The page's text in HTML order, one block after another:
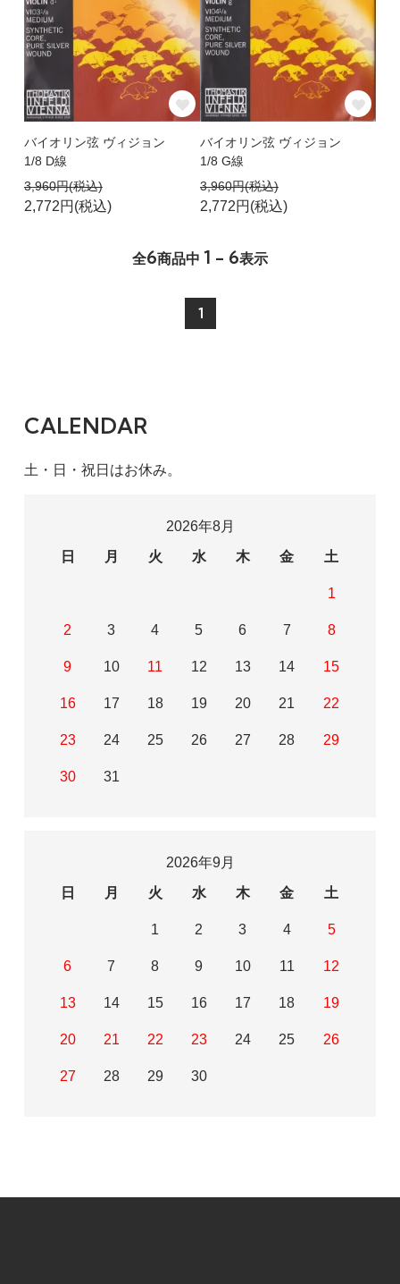
バイオリン弦 ヴィジョン
1/8 D線
3,960円(税込)
2,772円(税込)
バイオリン弦 ヴィジョン
1/8 G線
3,960円(税込)
2,772円(税込)
全6商品中 1 - 6表示
1
CALENDAR
土・日・祝日はお休み。
2026年8月
日
月 火 水 木 金 土
1
2 3 4 5 6 7 8
9 10 11 12 13 14 15
16 17 18 19 20 21 22
23 24 25 26 27 28 29
30 31
2026年9月
日
月 火 水 木 金 土
1 2 3 4 5
6 7 8 9 10 11 12
13 14 15 16 17 18 19
20 21 22 23 24 25 26
27 28 29 30